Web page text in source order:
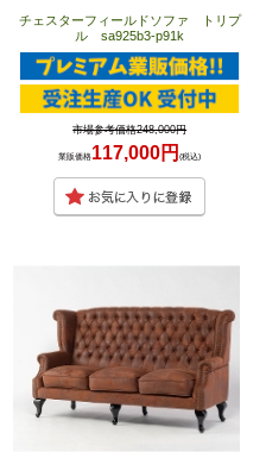
チェスターフィールドソファ トリプ
ル sa925b3-p91k
市場参考価格248,000円
業販価格117,000円(税込)